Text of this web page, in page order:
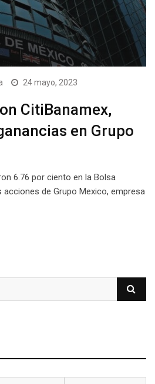
24 mayo, 2023
CitiBanamex,
en Grupo
6.76 por ciento en la Bolsa
de Grupo Mexico, empresa